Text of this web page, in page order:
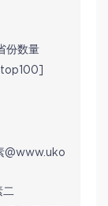
份数量
@www.uko
二